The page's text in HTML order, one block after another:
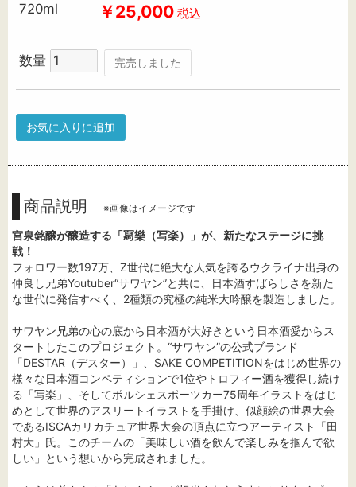
720ml ￥25,000 税込
数量 完売しました
お気に入りに追加
商品説明 ※画像はイメージです
宮泉銘醸が醸造する「冩樂（写楽）」が、新たなステージに挑
戦！
フォロワー数197万、Z世代に絶大な人気を誇るウクライナ出身の
仲良し兄弟Youtuber“サワヤン”と共に、日本酒すばらしさを新た
な世代に発信すべく、2種類の究極の純米大吟醸を製造しました。
サワヤン兄弟の心の底から日本酒が大好きという日本酒愛からス
タートしたこのプロジェクト。“サワヤン”の公式ブランド
「DESTAR（デスター）」、SAKE COMPETITIONをはじめ世界の
様々な日本酒コンペティションで1位やトロフィー酒を獲得し続け
る「写楽」、そしてポルシェスポーツカー75周年イラストをはじ
めとして世界のアスリートイラストを手掛け、似顔絵の世界大会
であるISCAカリカチュア世界大会の頂点に立つアーティスト「田
村大」氏。このチームの「美味しい酒を飲んで楽しみを掴んで欲
しい」という想いから完成されました。